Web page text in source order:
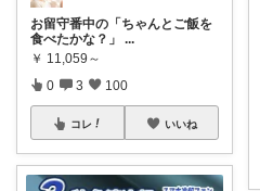
お留守番中の「ちゃんとご飯を
食べたかな？」
...
￥ 11,059～
0 3 100
コレ いいね